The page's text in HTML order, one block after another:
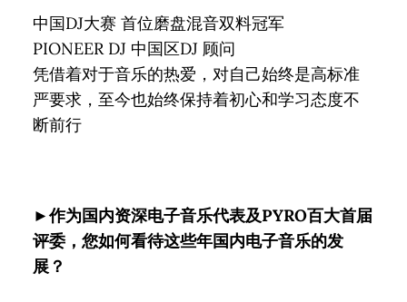
中国DJ大赛 首位磨盘混音双料冠军
PIONEER DJ 中国区DJ 顾问
凭借着对于音乐的热爱，对自己始终是高标准
严要求，至今也始终保持着初心和学习态度不
断前行
►作为国内资深电子音乐代表及PYRO百大首届
评委，您如何看待这些年国内电子音乐的发
展？